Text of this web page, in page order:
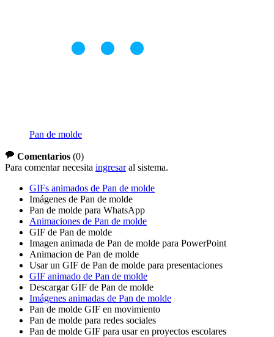
Pan de molde
Comentarios (0)
Para comentar necesita ingresaral sistema.
GIFs animados de Pan de molde
Imágenes de Pan de molde
Pan de molde para WhatsApp
Animaciones de Pan de molde
GIF de Pan de molde
Imagen animada de Pan de molde para PowerPoint
Animacion de Pan de molde
Usar un GIF de Pan de molde para presentaciones
GIF animado de Pan de molde
Descargar GIF de Pan de molde
Imágenes animadas de Pan de molde
Pan de molde GIF en movimiento
Pan de molde para redes sociales
Pan de molde GIF para usar en proyectos escolares